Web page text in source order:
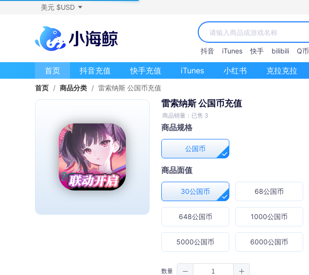
美元 $USD
抖音 iTunes 快手 bilibili Q币
首页 抖音充值 快手充值 iTunes 小红书 克拉克拉
首页 / 商品分类 / 雷索纳斯 公国币充值
雷索纳斯 公国币充值
商品销量：已售 3
商品规格
公国币
商品面值
30公国币 68公国币
648公国币 1000公国币
5000公国币 6000公国币
数量